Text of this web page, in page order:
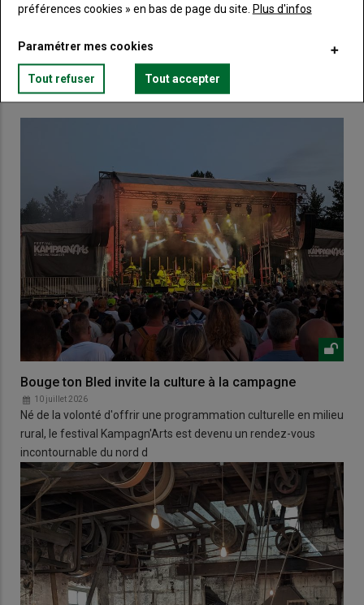
Lien Créez un compte
VOUS AIMEREZ AUSSI
Bouge ton Bled invite la culture à la campagne
10 juillet 2026
Né de la volonté d'offrir une programmation culturelle en milieu
rural, le festival Kampagn'Arts est devenu un rendez-vous
incontournable du nord d
préférences cookies » en bas de page du site. Plus d'infos
Paramétrer mes cookies
Tout refuser Tout accepter